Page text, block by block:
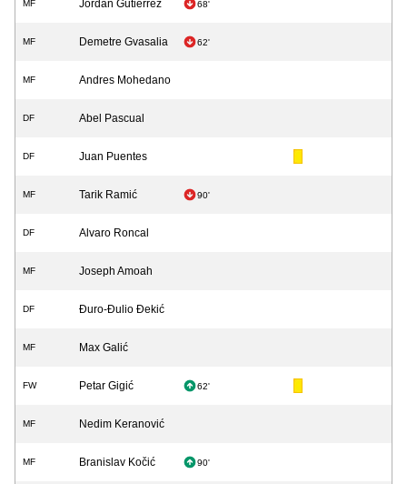
MF Jordan Gutierrez 68'
MF Demetre Gvasalia 62'
MF Andres Mohedano
DF Abel Pascual
DF Juan Puentes
MF Tarik Ramić 90'
DF Alvaro Roncal
MF Joseph Amoah
DF Đuro-Đulio Đekić
MF Max Galić
FW Petar Gigić 62'
MF Nedim Keranović
MF Branislav Kočić 90'